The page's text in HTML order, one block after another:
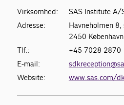
Virksomhed:
SAS Institute A/
Adresse:
Havneholmen 8,
2450
Tlf.:
+45 7028 2870
E-mail:
Website:
www.sas.com/